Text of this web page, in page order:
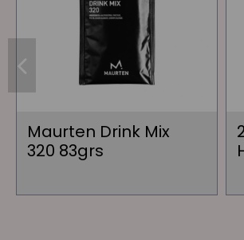
Maurten Drink Mix
320 83grs